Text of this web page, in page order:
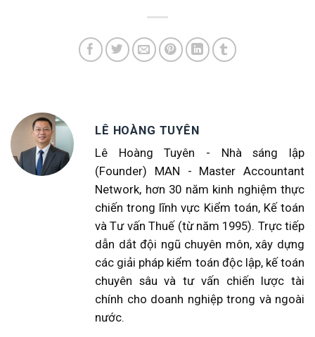
LÊ HOÀNG TUYÊN
Lê Hoàng Tuyên - Nhà sáng lập
(Founder) MAN - Master Accountant
Network, hơn 30 năm kinh nghiệm thực
chiến trong lĩnh vực Kiểm toán, Kế toán
và Tư vấn Thuế (từ năm 1995). Trực tiếp
dẫn dắt đội ngũ chuyên môn, xây dựng
các giải pháp kiểm toán độc lập, kế toán
chuyên sâu và tư vấn chiến lược tài
chính cho doanh nghiệp trong và ngoài
nước.